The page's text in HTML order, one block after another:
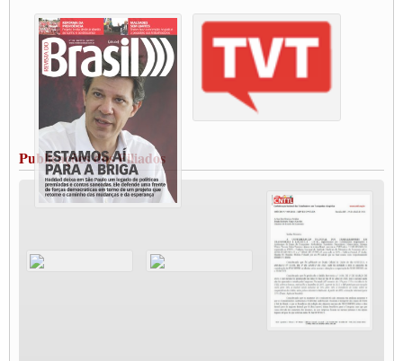
Condutores de Guarulhos farão greve sanitária nesta terça-feira (20)
Paralisação dos Caminhoneiros na #BR285, entrocamento que liga o Mercosul ao
Rio Grande
Caminhoneiros bloqueiam duas faixas na Castello Branco e fazem protesto
Modal-Live #13 Aumento da Violência Contra Mulher e o Adoecimento da Classe
Trabalhadora em Tempos de Pandemia
MODAL-LIVE#12 POLÍTICAS PÚBLICAS DE TRANSPORTE PARA A
CLASSE TRABALHADORA E ELEIÇÕES NA PANDEMIA
MODAL-LIVE#11 POLÍTICAS PÚBLICAS DE TRANSPORTE
JUVENTUDE DO TRANSPORTE: POR QUE DEVEMOS NOS ORGANIZAR?
Fabio Primo testa positivo para Coronavírus, mas está bem de saúde
Modal-Live#9 Quais são os direitos dos trabalhador@s que contraem a Covid-19 na
Participe da Campanha Fora Bolsonaro
CNTTL e FECOOTAC apoiam Campanha de testes de COVID-19 para
MODAL-LIVE#8 - Lideranças sindicais da CNTTL, CGTB e dos caminhoneiros
Publicações dos Filiados